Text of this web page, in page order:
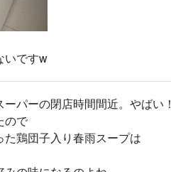
いですw
パーの閉店時間間近。やばい！
ので
鶏団子入り春雨スープは